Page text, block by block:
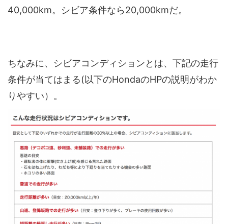
40,000km。シビア条件なら20,000kmだ。
ちなみに、シビアコンディションとは、下記の走行
条件が当てはまる(以下のHondaのHPの説明がわか
りやすい）。